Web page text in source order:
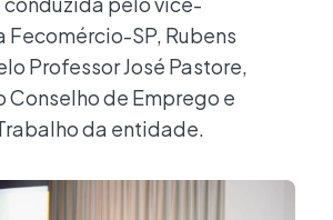
SP, Rubens
Professor José Pastore,
Conselho de Emprego e
da entidade.